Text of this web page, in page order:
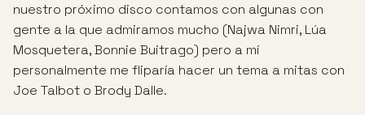
nuestro próximo disco contamos con algunas con
gente a la que admiramos mucho (Najwa Nimri, Lúa
Mosquetera, Bonnie Buitrago) pero a mí
personalmente me fliparía hacer un tema a mitas con
Joe Talbot o Brody Dalle.